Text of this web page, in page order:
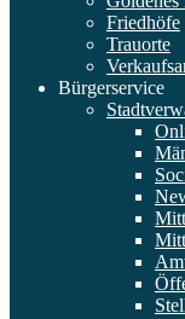
Friedhöfe
Trauorte
Bürgerservice